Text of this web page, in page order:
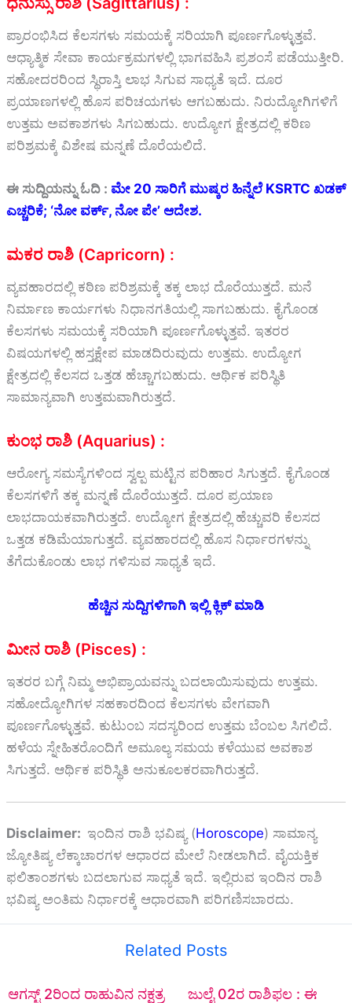
ಪ್ರಾರಂಭಿಸಿದ ಕೆಲಸಗಳು ಸಮಯಕ್ಕೆ ಸರಿಯಾಗಿ ಪೂರ್ಣಗೊಳ್ಳುತ್ತವೆ.
ಆಧ್ಯಾತ್ಮಿಕ ಸೇವಾ ಕಾರ್ಯಕ್ರಮಗಳಲ್ಲಿ ಭಾಗವಹಿಸಿ ಪ್ರಶಂಸೆ ಪಡೆಯುತ್ತೀರಿ.
ಸಹೋದರರಿಂದ ಸ್ಥಿರಾಸ್ತಿ ಲಾಭ ಸಿಗುವ ಸಾಧ್ಯತೆ ಇದೆ. ದೂರ
ಪ್ರಯಾಣಗಳಲ್ಲಿ ಹೊಸ ಪರಿಚಯಗಳು ಆಗಬಹುದು. ನಿರುದ್ಯೋಗಿಗಳಿಗೆ
ಉತ್ತಮ ಅವಕಾಶಗಳು ಸಿಗಬಹುದು. ಉದ್ಯೋಗ ಕ್ಷೇತ್ರದಲ್ಲಿ ಕಠಿಣ
ಪರಿಶ್ರಮಕ್ಕೆ ವಿಶೇಷ ಮನ್ನಣೆ ದೊರೆಯಲಿದೆ.
ಈ ಸುದ್ದಿಯನ್ನು ಓದಿ : ಮೇ 20 ಸಾರಿಗೆ ಮುಷ್ಕರ ಹಿನ್ನೆಲೆ KSRTC ಖಡಕ್
ಎಚ್ಚರಿಕೆ; ‘ನೋ ವರ್ಕ್‌, ನೋ ಪೇ’ ಆದೇಶ.
ಮಕರ ರಾಶಿ (Capricorn) :
ವ್ಯವಹಾರದಲ್ಲಿ ಕಠಿಣ ಪರಿಶ್ರಮಕ್ಕೆ ತಕ್ಕ ಲಾಭ ದೊರೆಯುತ್ತದೆ. ಮನೆ
ನಿರ್ಮಾಣ ಕಾರ್ಯಗಳು ನಿಧಾನಗತಿಯಲ್ಲಿ ಸಾಗಬಹುದು. ಕೈಗೊಂಡ
ಕೆಲಸಗಳು ಸಮಯಕ್ಕೆ ಸರಿಯಾಗಿ ಪೂರ್ಣಗೊಳ್ಳುತ್ತವೆ. ಇತರರ
ವಿಷಯಗಳಲ್ಲಿ ಹಸ್ತಕ್ಷೇಪ ಮಾಡದಿರುವುದು ಉತ್ತಮ. ಉದ್ಯೋಗ
ಕ್ಷೇತ್ರದಲ್ಲಿ ಕೆಲಸದ ಒತ್ತಡ ಹೆಚ್ಚಾಗಬಹುದು. ಆರ್ಥಿಕ ಪರಿಸ್ಥಿತಿ
ಸಾಮಾನ್ಯವಾಗಿ ಉತ್ತಮವಾಗಿರುತ್ತದೆ.
ಕುಂಭ ರಾಶಿ (Aquarius) :
ಆರೋಗ್ಯ ಸಮಸ್ಯೆಗಳಿಂದ ಸ್ವಲ್ಪ ಮಟ್ಟಿನ ಪರಿಹಾರ ಸಿಗುತ್ತದೆ. ಕೈಗೊಂಡ
ಕೆಲಸಗಳಿಗೆ ತಕ್ಕ ಮನ್ನಣೆ ದೊರೆಯುತ್ತದೆ. ದೂರ ಪ್ರಯಾಣ
ಲಾಭದಾಯಕವಾಗಿರುತ್ತದೆ. ಉದ್ಯೋಗ ಕ್ಷೇತ್ರದಲ್ಲಿ ಹೆಚ್ಚುವರಿ ಕೆಲಸದ
ಒತ್ತಡ ಕಡಿಮೆಯಾಗುತ್ತದೆ. ವ್ಯವಹಾರದಲ್ಲಿ ಹೊಸ ನಿರ್ಧಾರಗಳನ್ನು
ತೆಗೆದುಕೊಂಡು ಲಾಭ ಗಳಿಸುವ ಸಾಧ್ಯತೆ ಇದೆ.
ಹೆಚ್ಚಿನ ಸುದ್ದಿಗಳಿಗಾಗಿ ಇಲ್ಲಿ ಕ್ಲಿಕ್ ಮಾಡಿ
ಮೀನ ರಾಶಿ (Pisces) :
ಇತರರ ಬಗ್ಗೆ ನಿಮ್ಮ ಅಭಿಪ್ರಾಯವನ್ನು ಬದಲಾಯಿಸುವುದು ಉತ್ತಮ.
ಸಹೋದ್ಯೋಗಿಗಳ ಸಹಕಾರದಿಂದ ಕೆಲಸಗಳು ವೇಗವಾಗಿ
ಪೂರ್ಣಗೊಳ್ಳುತ್ತವೆ. ಕುಟುಂಬ ಸದಸ್ಯರಿಂದ ಉತ್ತಮ ಬೆಂಬಲ ಸಿಗಲಿದೆ.
ಹಳೆಯ ಸ್ನೇಹಿತರೊಂದಿಗೆ ಅಮೂಲ್ಯ ಸಮಯ ಕಳೆಯುವ ಅವಕಾಶ
ಸಿಗುತ್ತದೆ. ಆರ್ಥಿಕ ಪರಿಸ್ಥಿತಿ ಅನುಕೂಲಕರವಾಗಿರುತ್ತದೆ.
Disclaimer: ಇಂದಿನ ರಾಶಿ ಭವಿಷ್ಯ (Horoscope) ಸಾಮಾನ್ಯ
ಜ್ಯೋತಿಷ್ಯ ಲೆಕ್ಕಾಚಾರಗಳ ಆಧಾರದ ಮೇಲೆ ನೀಡಲಾಗಿದೆ. ವೈಯಕ್ತಿಕ
ಫಲಿತಾಂಶಗಳು ಬದಲಾಗುವ ಸಾಧ್ಯತೆ ಇದೆ. ಇಲ್ಲಿರುವ ಇಂದಿನ ರಾಶಿ
ಭವಿಷ್ಯ ಅಂತಿಮ ನಿರ್ಧಾರಕ್ಕೆ ಆಧಾರವಾಗಿ ಪರಿಗಣಿಸಬಾರದು.
Related Posts
ಆಗಸ್ಟ್‌ 2ರಿಂದ ರಾಹುವಿನ ನಕ್ಷತ್ರ
ಜುಲೈ 02ರ ರಾಶಿಫಲ : ಈ